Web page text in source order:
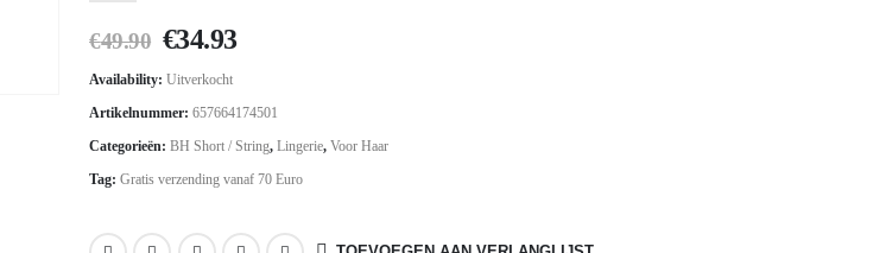
€49.90 Oorspronkelijke
prijs
was:
€49.90.
€34.93Huidige
€34.93.
Availability: Uitverkocht
Artikelnummer: 657664174501
Categorieën: BH Short / String, Lingerie, Voor Haar
Tag: Gratis verzending vanaf 70 Euro